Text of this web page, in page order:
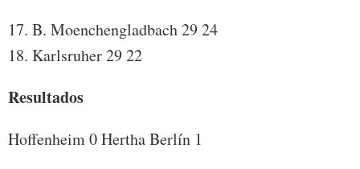
17. B. Moenchengladbach 29 24
18. Karlsruher 29 22
Resultados
Hoffenheim 0 Hertha Berlín 1